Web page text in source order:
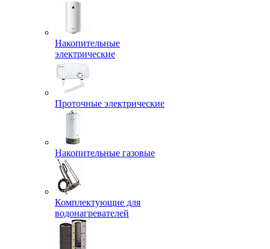
Накопительные
электрические
Проточные электрические
Накопительные газовые
Комплектующие для
водонагревателей